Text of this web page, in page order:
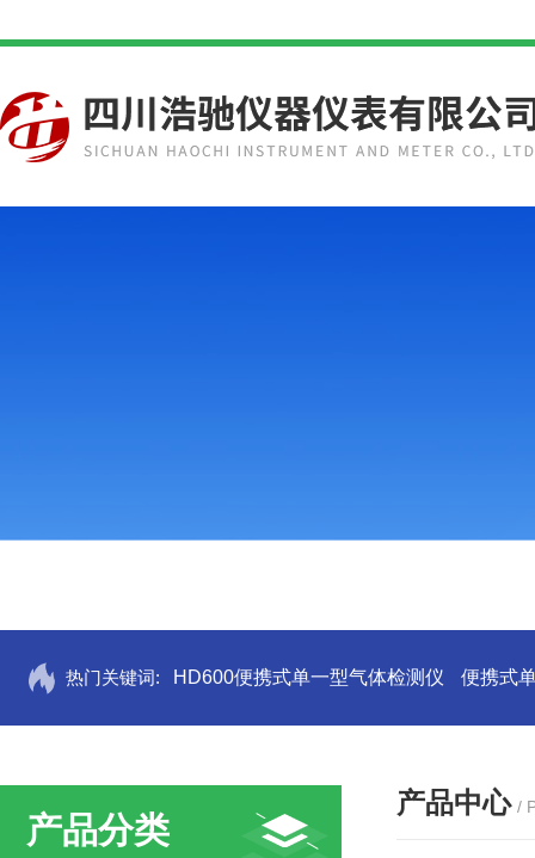
热门关键词: HD600便携式单一型气体检测仪 便携式
产品分类
产品中心 /